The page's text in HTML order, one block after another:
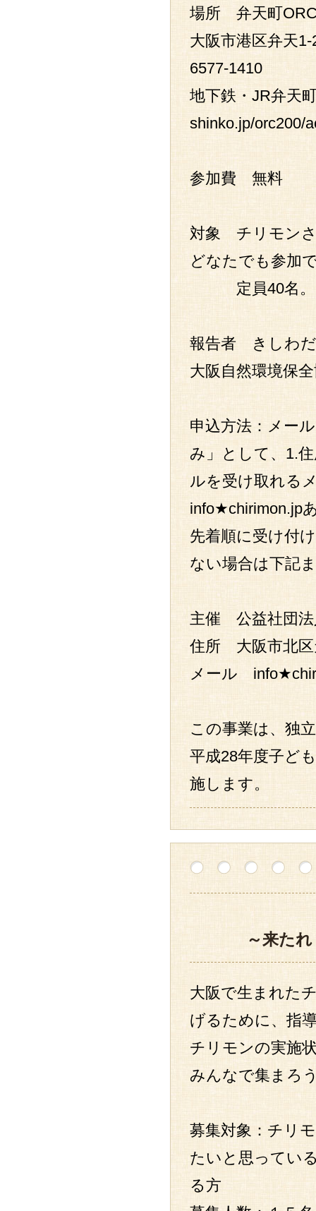
場所 弁天町
大阪市港区弁天
6577-1410
地下鉄・JR弁天
shinko.jp/orc200/
参加費 無料
対象 チリモンさ
どなたでも参加
定員40名。こ
報告者 きしわ
大阪自然環境保
申込方法：メー
み」として、1.
ルを受け取れる
info★chirimon.jp
先着順に受け付
ない場合は下記
主催 公益社団法
住所 大阪市北
メール
この事業は、独
平成28年度子ど
施します。
～来たれ
大阪で生まれた
げるために、指
チリモンの実施
みんなで集まろ
募集対象：チリ
たいと思ってい
る方